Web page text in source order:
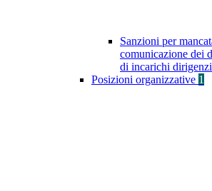
Sanzioni per
comunicazione dei
di incarichi
Posizioni organizzative 1